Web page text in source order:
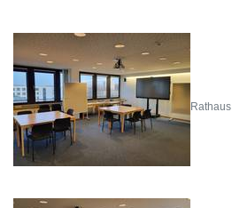
Rathaus